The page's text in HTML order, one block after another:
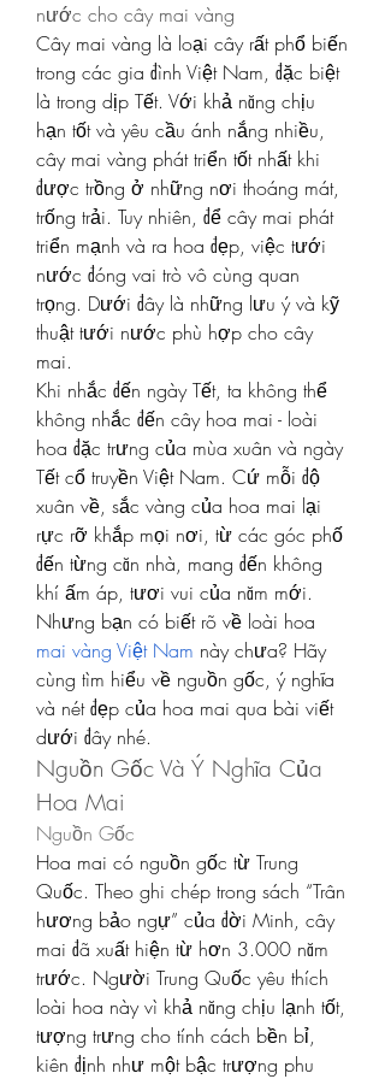
nước cho cây mai vàng
Cây mai vàng là loại cây rất phổ biến
trong các gia đình Việt Nam, đặc biệt
là trong dịp Tết. Với khả năng chịu
hạn tốt và yêu cầu ánh nắng nhiều,
cây mai vàng phát triển tốt nhất khi
được trồng ở những nơi thoáng mát,
trống trải. Tuy nhiên, để cây mai phát
triển mạnh và ra hoa đẹp, việc tưới
nước đóng vai trò vô cùng quan
trọng. Dưới đây là những lưu ý và kỹ
thuật tưới nước phù hợp cho cây
mai.
Khi nhắc đến ngày Tết, ta không thể
không nhắc đến cây hoa mai - loài
hoa đặc trưng của mùa xuân và ngày
Tết cổ truyền Việt Nam. Cứ mỗi độ
xuân về, sắc vàng của hoa mai lại
rực rỡ khắp mọi nơi, từ các góc phố
đến từng căn nhà, mang đến không
khí ấm áp, tươi vui của năm mới.
mai vàng Việt Nam này chưa? Hãy
cùng tìm hiểu về nguồn gốc, ý nghĩa
và nét đẹp của hoa mai qua bài viết
dưới đây nhé.
Nguồn Gốc Và Ý Nghĩa Của
Hoa Mai
Nguồn Gốc
Hoa mai có nguồn gốc từ Trung
Quốc. Theo ghi chép trong sách “Trân
hương bảo ngự” của đời Minh, cây
mai đã xuất hiện từ hơn 3.000 năm
trước. Người Trung Quốc yêu thích
loài hoa này vì khả năng chịu lạnh tốt,
tượng trưng cho tính cách bền bỉ,
kiên định như một bậc trượng phu